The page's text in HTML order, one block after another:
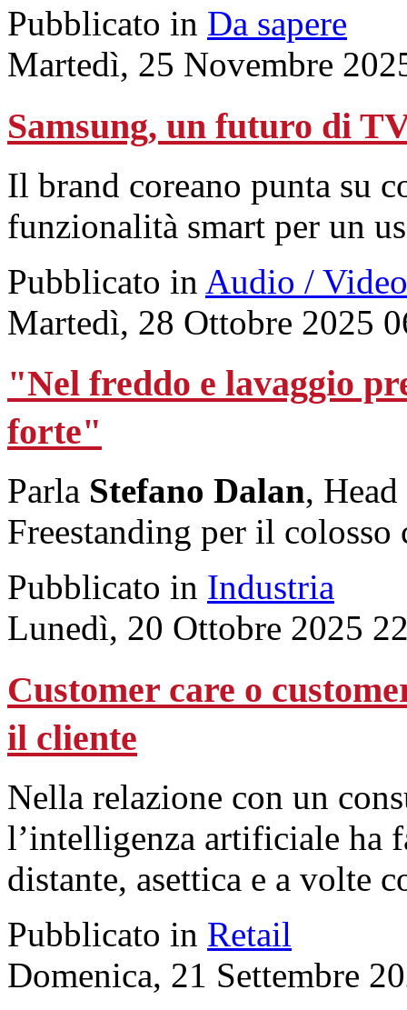
Pubblicato in Da sapere
Martedì, 25 Novembre
Samsung, un futuro di
Il brand coreano punta su
funzionalità smart per un
Pubblicato in Audio / Video
Martedì, 28 Ottobre 2025
"Nel freddo e lavaggio
forte"
Parla Stefano Dalan,
Freestanding per il colosso
Pubblicato in Industria
Lunedì, 20 Ottobre 2025
Customer care o
il cliente
Nella relazione con un
l’intelligenza artificiale ha
distante, asettica e a volte
Pubblicato in Retail
Domenica, 21 Settembre